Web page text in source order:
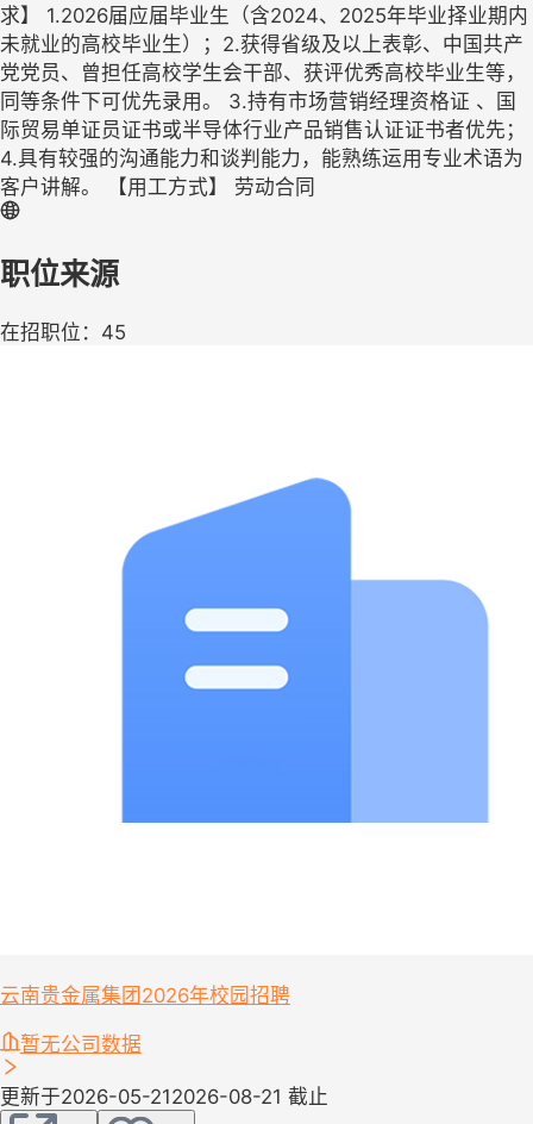
求】 1.2026届应届毕业生（含2024、2025年毕业择业期内
未就业的高校毕业生）；2.获得省级及以上表彰、中国共产
党党员、曾担任高校学生会干部、获评优秀高校毕业生等，
同等条件下可优先录用。 3.持有市场营销经理资格证 、国
际贸易单证员证书或半导体行业产品销售认证证书者优先；
4.具有较强的沟通能力和谈判能力，能熟练运用专业术语为
客户讲解。 【用工方式】 劳动合同
职位来源
在招职位：45
云南贵金属集团2026年校园招聘
暂无公司数据
更新于2026-05-212026-08-21 截止